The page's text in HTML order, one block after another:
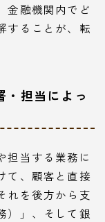
金融機関内でど
することが、転
・担当によっ
担当する業務に
て、顧客と直接
れを後方から支
）」、そして銀